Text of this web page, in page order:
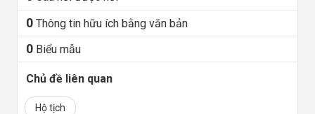
0 Thông tin hữu ích bằng văn bản
0 Biểu mẫu
Chủ đề liên quan
Hộ tịch